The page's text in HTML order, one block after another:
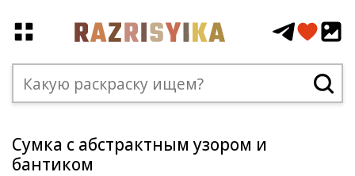
Сумка с абстрактным узором и
бантиком